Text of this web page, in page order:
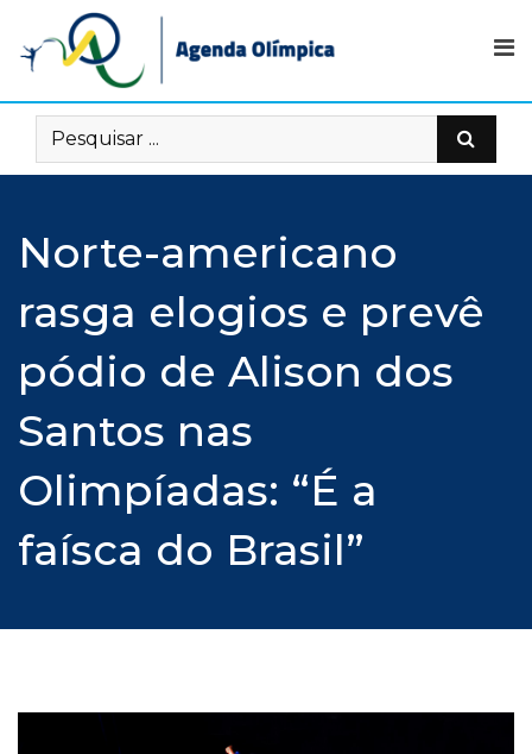
content
Norte-americano
rasga elogios e prevê
pódio de Alison dos
Santos nas
Olimpíadas: “É a
faísca do Brasil”